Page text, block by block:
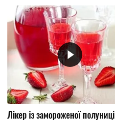
Лікер із замороженої полуниці